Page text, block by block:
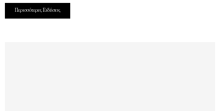
Περισσότερες Ειδήσεις